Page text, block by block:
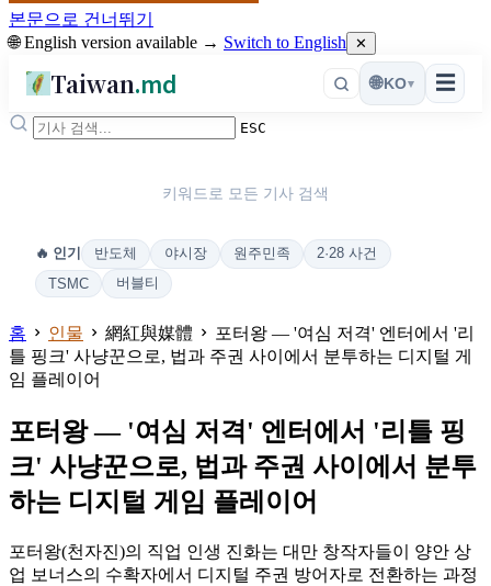
본문으로 건너뛰기
🌐 English version available → Switch to English ✕
Taiwan.md ☰
🌐KO▾
ESC
키워드로 모든 기사 검색
🔥 인기 반도체 야시장 원주민족
2·28 사건
TSMC
버블티
홈 인물 網紅與媒體
포터왕 — '여심 저격' 엔터에서 '리
틀 핑크' 사냥꾼으로, 법과 주권 사이에서 분투하는 디지털 게
임 플레이어
포터왕 — '여심 저격' 엔터에서 '리틀 핑
크' 사냥꾼으로, 법과 주권 사이에서 분투
하는 디지털 게임 플레이어
포터왕(천자진)의 직업 인생 진화는 대만 창작자들이 양안 상
업 보너스의 수확자에서 디지털 주권 방어자로 전환하는 과정